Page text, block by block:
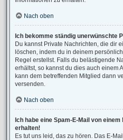
Nach oben
Ich bekomme ständig unerwünschte
Du kannst Private Nachrichten, die dir
löschen, indem du in deinem
Regel erstellst. Falls du belästigende
erhältst, so kannst du dies auch einem
kann dem betreffenden Mitglied dann
versenden.
Nach oben
Ich habe eine Spam-E-Mail von
erhalten!
Es tut uns leid, das zu hören. Das E-